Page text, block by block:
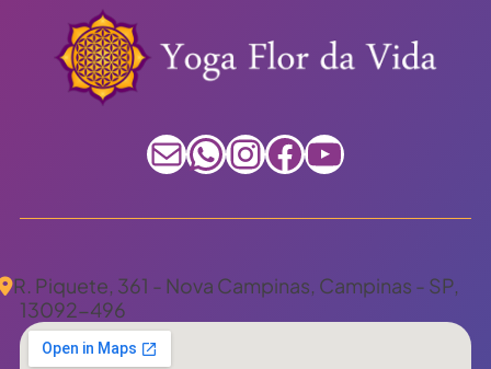
E-mail WhatsApp InstagramFacebook Youtube
R. Piquete, 361 - Nova Campinas, Campinas - SP,
13092-496